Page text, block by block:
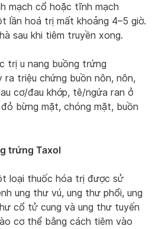
mạch cổ hoặc tĩnh mạch
lần hoá trị mất khoảng 4–5 giờ.
sau khi tiêm truyền xong.
trị u nang buồng trứng
ra triệu chứng buồn nôn, nôn,
cơ/đau khớp, tê/ngứa ran ở
bừng mặt, chóng mặt, buồn
trứng Taxol
loại thuốc hóa trị được sử
ung thư vú, ung thư phổi, ung
cổ tử cung và ung thư tuyến
cơ thể bằng cách tiêm vào